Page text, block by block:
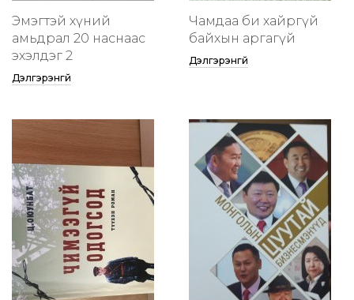
Эмэгтэй хүний
амьдрал 20 наснаас
эхэлдэг 2
Дэлгэрэнгүй
Чамдаа би хайргүй
байхын аргагүй
Дэлгэрэнгүй